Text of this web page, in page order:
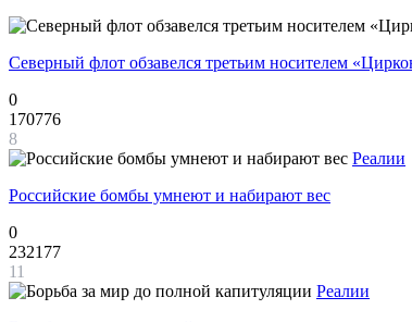
Северный флот обзавелся третьим носителем
0
170776
8
Реалии
Российские бомбы умнеют и набирают вес
0
232177
11
Реалии